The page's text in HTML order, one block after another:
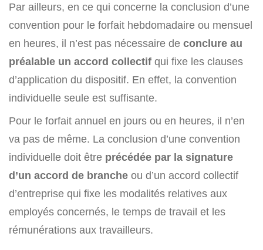
Par ailleurs, en ce qui concerne la conclusion d’une
convention pour le forfait hebdomadaire ou mensuel
en heures, il n’est pas nécessaire de conclure au
préalable un accord collectif qui fixe les clauses
d’application du dispositif. En effet, la convention
individuelle seule est suffisante.
Pour le forfait annuel en jours ou en heures, il n’en
va pas de même. La conclusion d’une convention
individuelle doit être précédée par la signature
d’un accord de branche ou d’un accord collectif
d’entreprise qui fixe les modalités relatives aux
employés concernés, le temps de travail et les
rémunérations aux travailleurs.